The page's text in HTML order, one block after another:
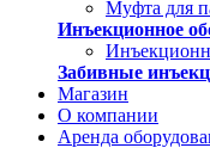
Муфта для
Инъекционное
Забивные
Магазин
О компании
Аренда